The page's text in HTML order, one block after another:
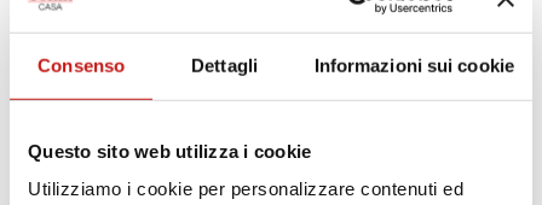
Consenso Dettagli Informazioni sui cookie
Questo sito web utilizza i cookie
Utilizziamo i cookie per personalizzare contenuti ed
una bellezza che si rinnova costantemente.